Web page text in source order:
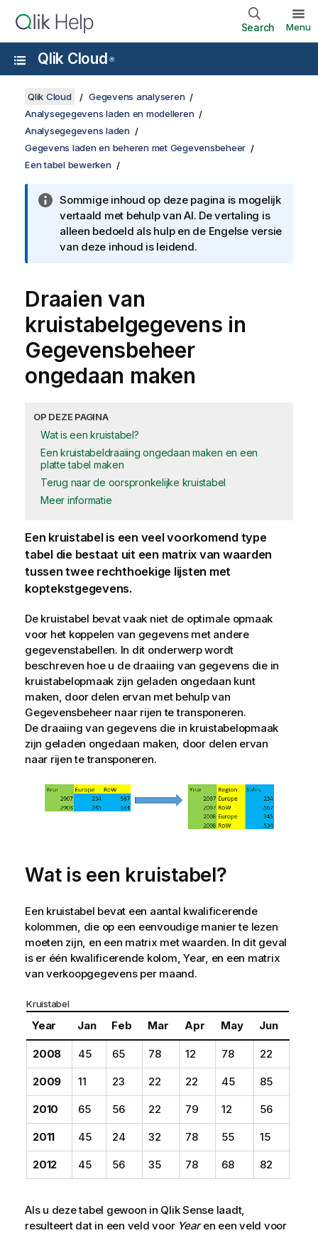
Search Menu
Qlik Cloud ®
Qlik Cloud
Gegevens analyseren
Analysegegevens laden en modelleren
Analysegegevens laden
Gegevens laden en beheren met Gegevensbeheer
Een tabel bewerken
Sommige inhoud op deze pagina is mogelijk
vertaald met behulp van AI. De vertaling is
alleen bedoeld als hulp en de Engelse versie
van deze inhoud is leidend.
Draaien van
kruistabelgegevens in
Gegevensbeheer
ongedaan maken
OP DEZE PAGINA
Wat is een kruistabel?
Een kruistabeldraaiing ongedaan maken en een
platte tabel maken
Terug naar de oorspronkelijke kruistabel
Meer informatie
Een kruistabel is een veel voorkomend type
tabel die bestaat uit een matrix van waarden
tussen twee rechthoekige lijsten met
koptekstgegevens.
De kruistabel bevat vaak niet de optimale opmaak
voor het koppelen van gegevens met andere
gegevenstabellen. In dit onderwerp wordt
beschreven hoe u de draaiing van gegevens die in
kruistabelopmaak zijn geladen ongedaan kunt
maken, door delen ervan met behulp van
Gegevensbeheer naar rijen te transponeren.
De draaiing van gegevens die in kruistabelopmaak
zijn geladen ongedaan maken, door delen ervan
naar rijen te transponeren.
Wat is een kruistabel?
Een kruistabel bevat een aantal kwalificerende
kolommen, die op een eenvoudige manier te lezen
moeten zijn, en een matrix met waarden. In dit geval
is er één kwalificerende kolom, Year, en een matrix
van verkoopgegevens per maand.
Kruistabel
Year Jan Feb Mar Apr May Jun
2008 45 65 78 12 78 22
2009 11 23 22 22 45 85
2010 65 56 22 79 12 56
2011 45 24 32 78 55 15
2012 45 56 35 78 68 82
Als u deze tabel gewoon in Qlik Senselaadt,
resulteert dat in een veld voor Yearen een veld voor